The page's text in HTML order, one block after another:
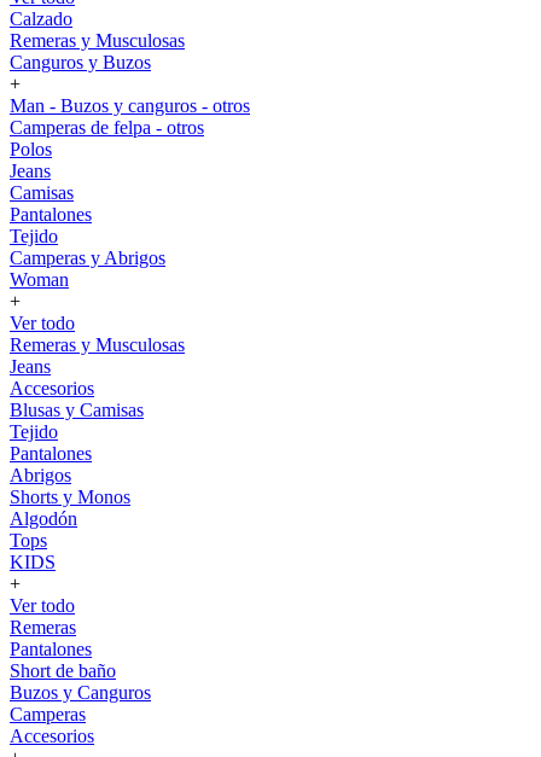
Calzado
Remeras y Musculosas
Canguros y Buzos
+
Man - Buzos y canguros - otros
Camperas de felpa - otros
Polos
Jeans
Camisas
Pantalones
Tejido
Camperas y Abrigos
Woman
+
Ver todo
Remeras y Musculosas
Jeans
Accesorios
Blusas y Camisas
Tejido
Pantalones
Abrigos
Shorts y Monos
Algodón
Tops
KIDS
+
Ver todo
Remeras
Pantalones
Short de baño
Buzos y Canguros
Camperas
Accesorios